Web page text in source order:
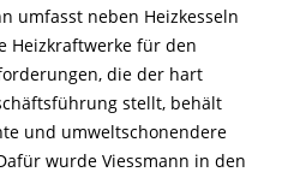
umfasst neben Heizkesseln
Heizkraftwerke für den
die der hart
stellt, behält
und umweltschonendere
wurde Viessmann in den